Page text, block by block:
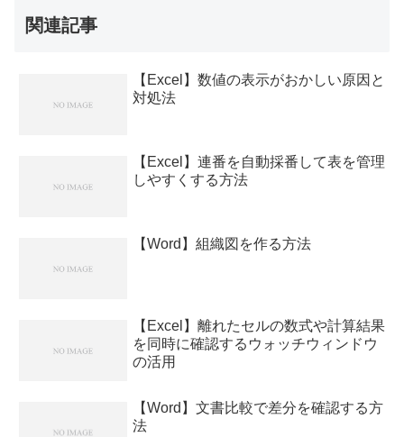
関連記事
【Excel】数値の表示がおかしい原因と
対処法
【Excel】連番を自動採番して表を管理
しやすくする方法
【Word】組織図を作る方法
【Excel】離れたセルの数式や計算結果
を同時に確認するウォッチウィンドウ
の活用
【Word】文書比較で差分を確認する方
法